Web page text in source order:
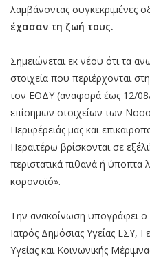
λαμβάνοντας συγκεκριμένες
έχασαν τη ζωή τους.
Σημειώνεται εκ νέου ότι τα
στοιχεία που περιέρχονται
τον ΕΟΔΥ (αναφορά έως 12/
επίσημων στοιχείων των
Περιφέρειάς μας και
Περαιτέρω βρίσκονται σε
περιστατικά πιθανά ή ύποπτα
κορονοϊό».
Την ανακοίνωση υπογράφει ο
Ιατρός Δημόσιας Υγείας ΕΣΥ,
Υγείας και Κοινωνικής